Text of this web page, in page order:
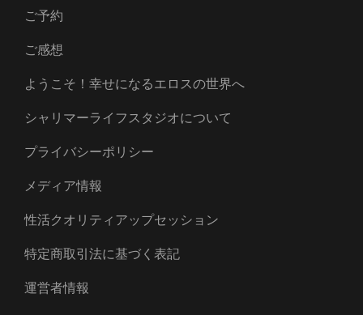
ご予約
ご感想
ようこそ！幸せになるエロスの世界へ
シャリマーライフスタジオについて
プライバシーポリシー
メディア情報
性活クオリティアップセッション
特定商取引法に基づく表記
運営者情報